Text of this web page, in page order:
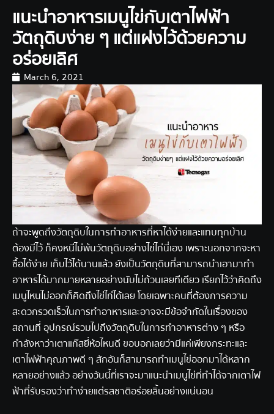
แนะนำอาหารเมนูไข่กับเตาไฟฟ้า
วัตถุดิบง่าย ๆ แต่แฝงไว้ด้วยความ
อร่อยเลิศ
March 6, 2021
ถ้าจะพูดถึงวัตถุดิบในการทำอาหารที่หาได้ง่ายและแทบทุกบ้าน
ต้องมีไว้ ก็คงหนีไม่พ้นวัตถุดิบอย่างไข่ไก่นี่เอง เพราะนอกจากจะหา
ซื้อได้ง่าย เก็บไว้ได้นานแล้ว ยังเป็นวัตถุดิบที่สามารถนำเอามาทำ
อาหารได้มากมายหลายอย่างนับไม่ถ้วนเลยทีเดียว เรียกไว้ว่าคิดถึง
เมนูไหนไม่ออกก็คิดถึงไข่ไก่ได้เลย โดยเฉพาะคนที่ต้องการความ
สะดวกรวดเร็วในการทำอาหารและอาจจะมีข้อจำกัดในเรื่องของ
สถานที่ อุปกรณ์รวมไปถึงวัตถุดิบในการทำอาหารต่าง ๆ หรือ
กำลังหาว่าเตาแก๊สยี่ห้อไหนดี ขอบอกเลยว่ามีแค่เพียงกระทะและ
เตาไฟฟ้าคุณภาพดี ๆ สักอันก็สามารถทำเมนูไข่ออกมาได้หลาก
หลายอย่างแล้ว อย่างวันนี้ที่เราจะมาแนะนำเมนูไข่ที่ทำได้จากเตาไฟ
ฟ้าที่รับรองว่าทำง่ายแต่รสชาติอร่อยลิ้นอย่างแน่นอน